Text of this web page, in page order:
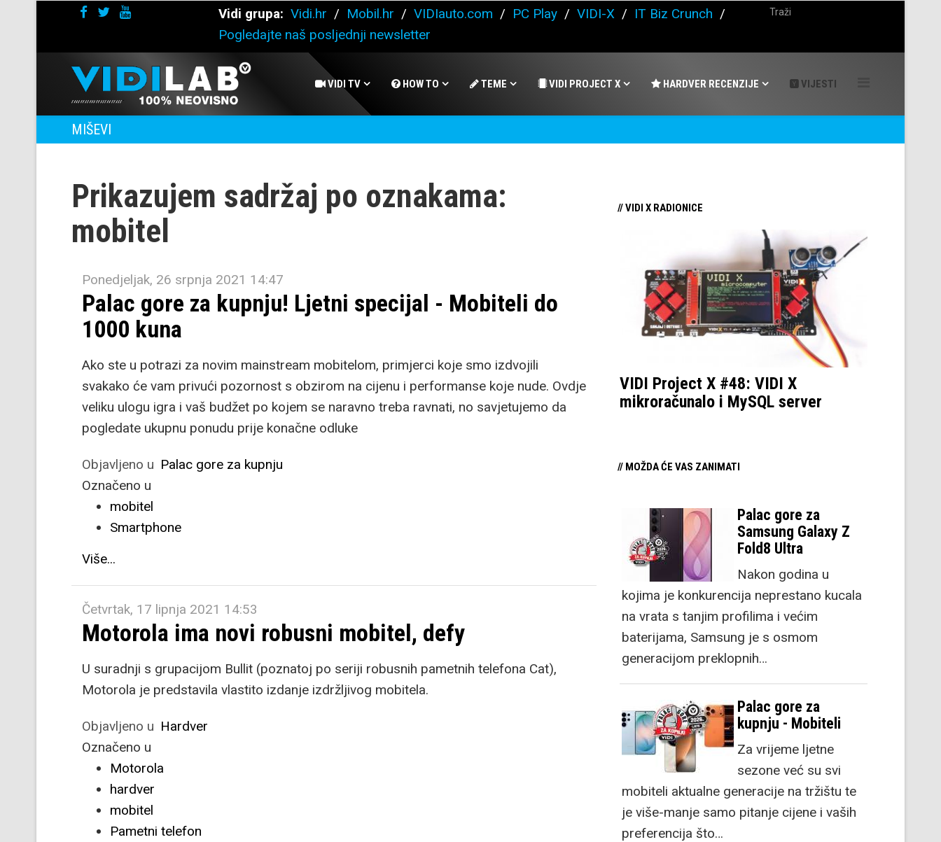
Vidi grupa: Vidi.hr / Mobil.hr / VIDIauto.com / PC Play / VIDI-X / IT Biz Crunch /
Pogledajte naš posljednji newsletter
VIDI TV HOW TO TEME VIDI PROJECT X HARDVER RECENZIJE VIJESTI
MIŠEVI
Prikazujem sadržaj po oznakama:
mobitel
Ponedjeljak, 26 srpnja 2021 14:47
Palac gore za kupnju! Ljetni specijal - Mobiteli do
1000 kuna
Ako ste u potrazi za novim mainstream mobitelom, primjerci koje smo izdvojili
svakako će vam privući pozornost s obzirom na cijenu i performanse koje nude. Ovdje
veliku ulogu igra i vaš budžet po kojem se naravno treba ravnati, no savjetujemo da
pogledate ukupnu ponudu prije konačne odluke
Objavljeno u Palac gore za kupnju
Označeno u
mobitel
Smartphone
Više...
Četvrtak, 17 lipnja 2021 14:53
Motorola ima novi robusni mobitel, defy
U suradnji s grupacijom Bullit (poznatoj po seriji robusnih pametnih telefona Cat),
Motorola je predstavila vlastito izdanje izdržljivog mobitela.
Objavljeno u Hardver
Označeno u
Motorola
hardver
mobitel
Pametni telefon
// VIDI X RADIONICE
VIDI Project X #48: VIDI X
mikroračunalo i MySQL server
// MOŽDA ĆE VAS ZANIMATI
Palac gore za
Samsung Galaxy Z
Fold8 Ultra
Nakon godina u
kojima je konkurencija neprestano kucala
na vrata s tanjim profilima i većim
baterijama, Samsung je s osmom
generacijom preklopnih…
Palac gore za
kupnju - Mobiteli
Za vrijeme ljetne
sezone već su svi
mobiteli aktualne generacije na tržištu te
je više-manje samo pitanje cijene i vaših
preferencija što…